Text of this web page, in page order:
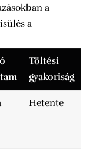
a
a
Töltési
gyakoriság
Hetente